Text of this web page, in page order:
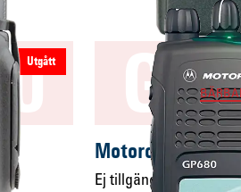
Utgått
Motorola GP680
Ej tillgänglig